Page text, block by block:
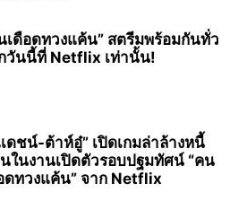
เดือดทวงแค้น” สตรีมพร้อมกันทั่ว
วันนี้ที่ Netflix เท่านั้น!
ดชน์-ต้าห์อู๋” เปิดเกมล่าล้างหนี้
ในงานเปิดตัวรอบปฐมทัศน์ “คน
ดทวงแค้น” จาก Netflix